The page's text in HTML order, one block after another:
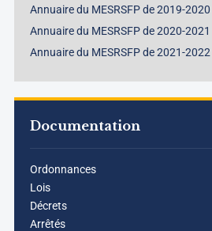
Annuaire du MESRSFP de 2019-2020
Annuaire du MESRSFP de 2020-2021
Annuaire du MESRSFP de 2021-2022
Documentation
Ordonnances
Lois
Décrets
Arrêtés